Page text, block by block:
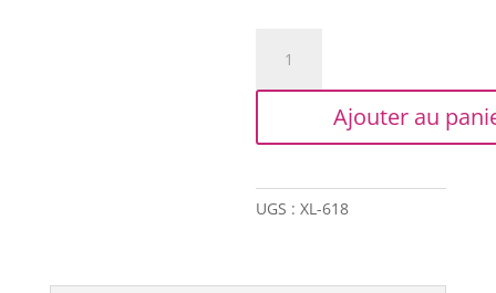
Trapilho
-
noir/blanc
cassé
Ajouter au
UGS :XL-618